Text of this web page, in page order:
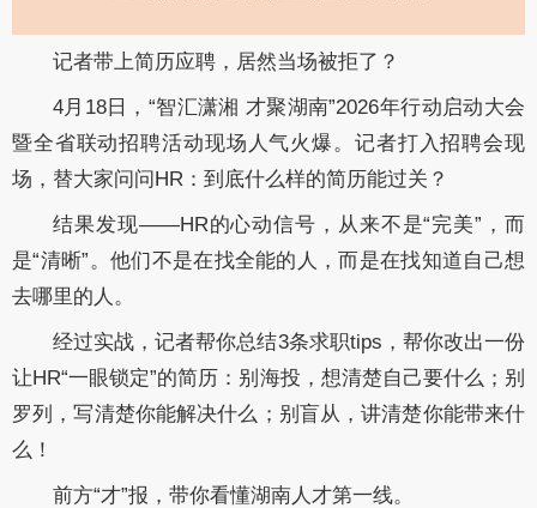
记者带上简历应聘，居然当场被拒了？
4月18日，“智汇潇湘 才聚湖南”2026年行动启动大会
暨全省联动招聘活动现场人气火爆。记者打入招聘会现
场，替大家问问HR：到底什么样的简历能过关？
结果发现——HR的心动信号，从来不是“完美”，而
是“清晰”。他们不是在找全能的人，而是在找知道自己想
去哪里的人。
经过实战，记者帮你总结3条求职tips，帮你改出一份
让HR“一眼锁定”的简历：别海投，想清楚自己要什么；别
罗列，写清楚你能解决什么；别盲从，讲清楚你能带来什
么！
前方“才”报，带你看懂湖南人才第一线。